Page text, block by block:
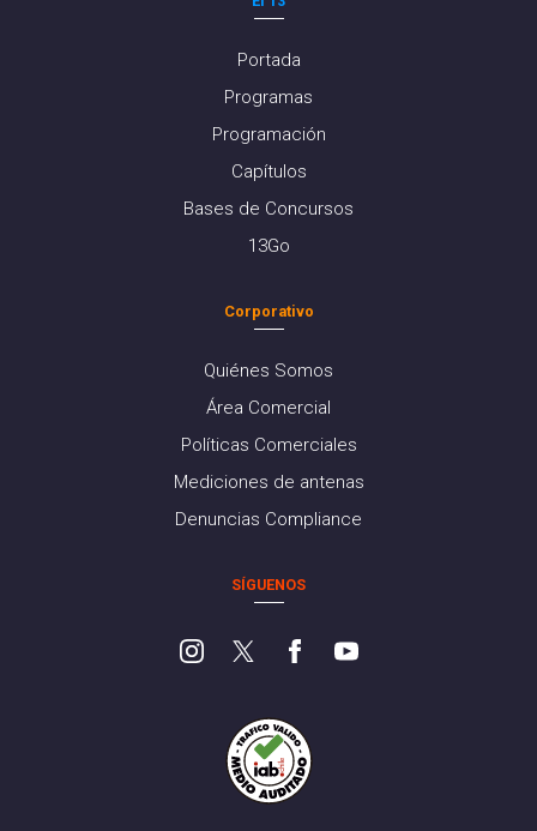
Portada
Programas
Programación
Capítulos
Bases de Concursos
13Go
Corporativo
Quiénes Somos
Área Comercial
Políticas Comerciales
Mediciones de antenas
Denuncias Compliance
SÍGUENOS